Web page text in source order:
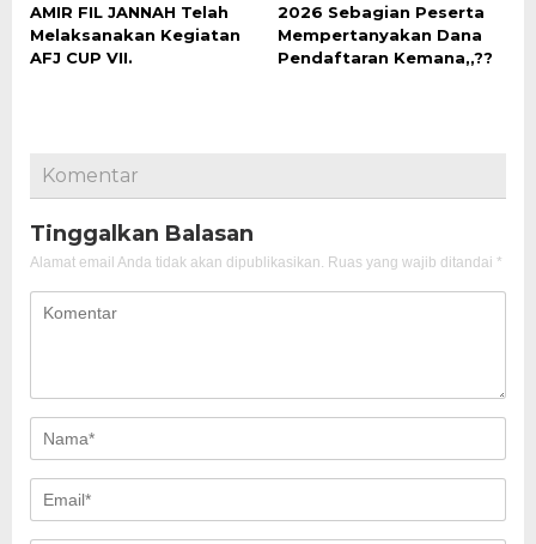
AMIR FIL JANNAH Telah
Melaksanakan Kegiatan
AFJ CUP VII.
2026 Sebagian Peserta
Mempertanyakan Dana
Pendaftaran Kemana,,??
Komentar
Tinggalkan Balasan
Alamat email Anda tidak akan dipublikasikan. Ruas yang wajib ditandai *